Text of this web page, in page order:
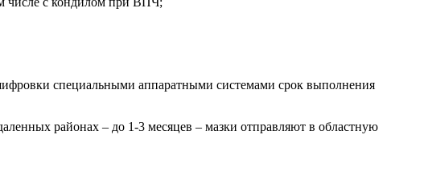
специальными аппаратными системами срок выполнения
районах – до 1-3 месяцев – мазки отправляют в областную